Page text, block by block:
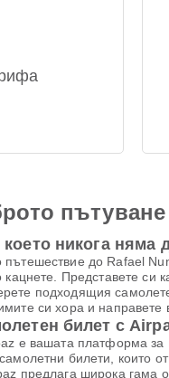
никога няма
до Rafael
Представете си
подходящия
си хора и
билет с
е вашата платформа
билети, които
предлага широка гама